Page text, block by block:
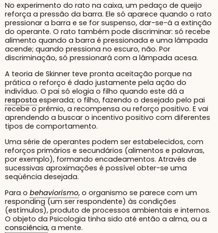
No experimento do rato na caixa, um pedaço de queijo
reforça a pressão da barra. Ele só aparece quando o rato
pressionar a barra e se for suspenso, dar-se-á a extinção
do operante. O rato também pode discriminar: só recebe
alimento quando a barra é pressionada e uma lâmpada
acende; quando pressiona no escuro, não. Por
discriminação, só pressionará com a lâmpada acesa.
A teoria de Skinner teve pronta aceitação porque na
prática o reforço é dado justamente pela ação do
indivíduo. O pai só elogia o filho quando este dá a
resposta esperada; o filho, fazendo o desejado pelo pai
recebe o prêmio, a recompensa ou reforço positivo. E vai
aprendendo a buscar o incentivo positivo com diferentes
tipos de comportamento.
Uma série de operantes podem ser estabelecidos, com
reforços primários e secundários (alimentos e palavras,
por exemplo), formando encadeamentos. Através de
sucessivas aproximações é possível obter-se uma
seqüência desejada.
Para o behaviorismo, o organismo se parece com um
responding (um ser respondente) às condições
(estímulos), produto de processos ambientais e internos.
O objeto da Psicologia tinha sido até então a alma, ou a
consciência, a mente.